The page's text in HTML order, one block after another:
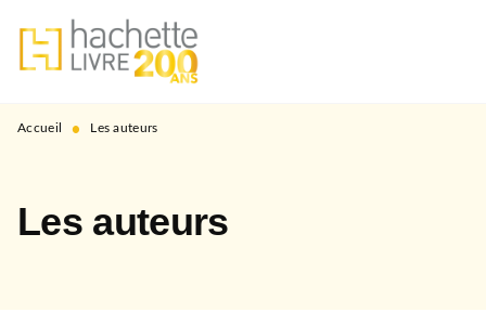
MENU RECHERCHE
PIED DE PAGE
Accueil • Les auteurs
Les auteurs